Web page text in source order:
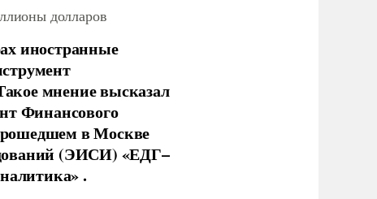
долларов
иностранные
мнение высказал
Финансового
в Москве
(ЭИСИ) «ЕДГ–
.